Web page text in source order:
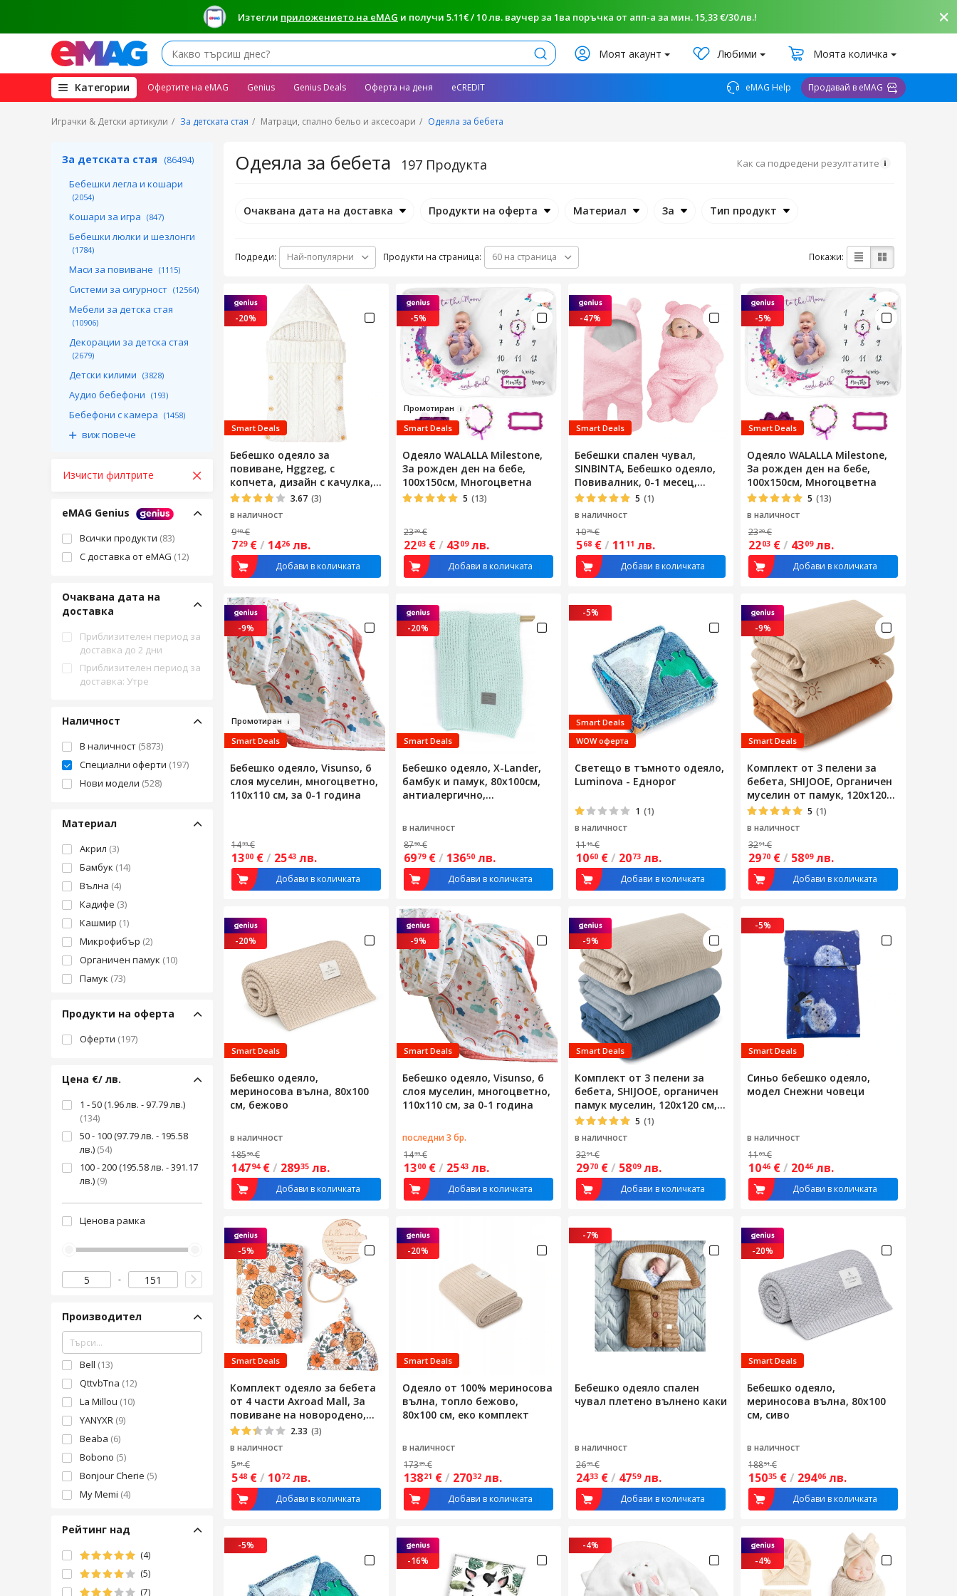
Изтегли приложението на eMAG и получи 5.11€ / 10 лв. ваучер за 1ва поръчка от апп-а за мин. 15,33 €/30 лв.!
Търси Моят акаунт Любими Моята количка
Kатегории (open
megamenu)
Офертите на eMAG Genius Genius Deals Оферта на деня eCREDIT eMAG Help Продавай в eMAG
Играчки & Детски артикули За детската стая Матраци, спално бельо и аксесоари Одеяла за бебета
За детската стая (86494)
Бебешки легла и кошари
(2054)
Кошари за игра (847)
Бебешки люлки и шезлонги
(1784)
Маси за повиване (1115)
Системи за сигурност (12564)
Мебели за детска стая
(10906)
Декорации за детска стая
(2679)
Детски килими (3828)
Аудио бебефони (193)
Бебефони с камера (1458)
виж повече
Изчисти филтрите
eMAG Genius
Всички продукти (83)
С доставка от eMAG (12)
Очаквана дата на
доставка
Приблизителен период за
доставка до 2 дни
Приблизителен период за
доставка: Утре
Наличност
В наличност (5873)
Специални оферти (197)
Нови модели (528)
Материал
Акрил (3)
Бамбук (14)
Вълна (4)
Кадифе (3)
Кашмир (1)
Микрофибър (2)
Органичен памук (10)
Памук (73)
Полар(14)
Сатен
(1)
Продукти на оферта
Оферти (197)
Цена €/ лв.
1 - 50 (1.96 лв. - 97.79 лв.)
(134)
50 - 100 (97.79 лв. - 195.58
лв.) (54)
100 - 200 (195.58 лв. - 391.17
лв.) (9)
Ценова рамка
Производител
Bell (13)
QttvbTna (12)
La Millou (10)
YANYXR (9)
Beaba (6)
Bobono (5)
Bonjour Cherie (5)
My Memi (4)
Sensillo(4)
Hggzeg
(3)
Mormark (3)
Piapimo (3)
Рейтинг над
(4)
(5)
(7)
Одеяла за бебета 197 Продукта Как са подредени резултатите
Очаквана дата на доставка Продукти на оферта Материал За Тип продукт
Подреди: Най-популярни Продукти на страница: 60 на страница Покажи:
-20%
Smart Deals
Бебешко одеяло за
повиване, Hggzeg, с
копчета, дизайн с качулка,
удобно и меко, устойчиво
за почистване, дишащо,
акрилно, 36x70 см, бяло
3.67 (3)
в наличност
918 €
729 €/ 1426 лв.
Добави в количката
-5%
Промотиран
Smart Deals
Одеяло WALALLA Milestone,
За рожден ден на бебе,
100x150см, Многоцветна
5 (13)
2320 €
2203 €/ 4309 лв.
Добави в количката
-47%
Smart Deals
Бебешки спален чувал,
SINBINTA, Бебешко одеяло,
Повивалник, 0-1 месец,
Регулируемо с велкро, С
отвътре, топло,
Ветроустойчиво, Унисекс,
Памук/Естествен изкуствен
кашмир, 68x60 см, Розово
5 (1)
в наличност
1076 €
568 €/ 11 11 лв.
Добави в количката
-5%
Smart Deals
Одеяло WALALLA Milestone,
За рожден ден на бебе,
100x150см, Многоцветна
5 (13)
в наличност
2320 €
2203 €/ 4309 лв.
Добави в количката
-9%
Промотиран
Smart Deals
Бебешко одеяло, Visunso, 6
слоя муселин, многоцветно,
110x110 см, за 0-1 година
1433 €
1300 €/ 2543 лв.
Добави в количката
-20%
Smart Deals
Бебешко одеяло, X-Lander,
бамбук и памук, 80x100см,
антиалергично,
в наличност
8750 €
6979 €/ 13650 лв.
Добави в количката
-5%
Smart Deals
WOW оферта
Светещо в тъмното одеяло,
Luminova - Еднорог
1 (1)
в наличност
1116 €
1060 €/ 2073 лв.
Добави в количката
-9%
Smart Deals
Комплект от 3 пелени за
бебета, SHIJOOE, Органичен
муселин от памук, 120x120
см, Тънки, дишащи и
за пране в пералня, Против
акари, Антистатични, Меки
и удобни, За новородени до
малки деца, Многоцветни
5 (1)
в наличност
3291 €
2970 €/ 5809 лв.
Добави в количката
-20%
Smart Deals
Бебешко одеяло,
мериносова вълна, 80х100
см, бежово
в наличност
18550 €
14794 €/ 28935 лв.
Добави в количката
-9%
Smart Deals
Бебешко одеяло, Visunso, 6
слоя муселин, многоцветно,
110x110 см, за 0-1 година
последни 3 бр.
1433 €
1300 €/ 2543 лв.
Добави в количката
-9%
Smart Deals
Комплект от 3 пелени за
бебета, SHIJOOE, органичен
памук муселин, 120x120 см,
тънък, дишащ и
пране, против акари,
антистатичен, мек и удобен,
за новородени до малки
деца, сив/циан
5 (1)
в наличност
3291 €
2970 €/ 5809 лв.
Добави в количката
-5%
Smart Deals
Синьо бебешко одеяло,
модел Снежни човеци
в наличност
1103 €
1046 €/ 2046 лв.
Добави в количката
-5%
Smart Deals
Комплект одеяло за бебета
от 4 части Axroad Mall, За
повиване на новородено,
Качулка, Одеялце, Лента с
удобно, 0-1 години, Лесно за
почистване, Топло, Унисекс,
За повиване на бебета,
Памук, 80x80 см,
Многоцветен
2.33 (3)
в наличност
581 €
548 €/ 1072 лв.
Добави в количката
-20%
Smart Deals
Одеяло от 100% мериносова
вълна, топло бежово,
80x100 см, еко комплект
в наличност
17329 €
13821 €/ 27032 лв.
Добави в количката
-7%
Бебешко одеяло спален
чувал плетено вълнено каки
в наличност
2633 €
2433 €/ 4759 лв.
Добави в количката
-20%
Smart Deals
Бебешко одеяло,
мериносова вълна, 80х100
см, сиво
в наличност
18851 €
15035 €/ 29406 лв.
Добави в количката
-5%
-16%
-4%
-4%